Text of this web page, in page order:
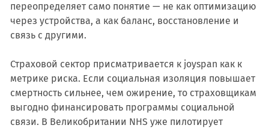
переопределяет само понятие — не как оптимизацию
через устройства, а как баланс, восстановление и
связь с другими.
Страховой сектор присматривается к joyspan как к
метрике риска. Если социальная изоляция повышает
смертность сильнее, чем ожирение, то страховщикам
выгодно финансировать программы социальной
связи. В Великобритании NHS уже пилотирует